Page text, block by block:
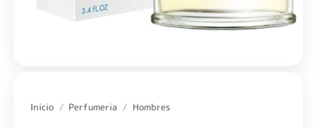
Inicio / Perfumeria / Hombres